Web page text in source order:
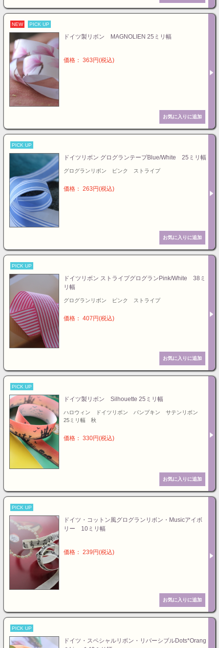
NEW PICK UP
ドイツ製リボン MAGNOLIEN 25ミリ幅
価格： 363円(税込)
PICK UP
ドイツリボン グログランテープBlue/White 25ミリ幅
グログランリボン ピンク ストライプ
価格： 263円(税込)
PICK UP
ドイツリボン ストライプグログランPink/White 38ミ
リ幅
グログランリボン ピンク ストライプ
価格： 407円(税込)
PICK UP
ドイツ製リボン Silhouette 25ミリ幅
ハロウィン ドイツリボン パンプキン サテンリボン
25ミリ幅 秋
価格： 330円(税込)
PICK UP
ドイツ・コットン風グログランリボン・Musicアイボ
リー 10ミリ幅
価格： 239円(税込)
PICK UP
ドイツ・スペシャルリボン・リバーシブルDots*Orang